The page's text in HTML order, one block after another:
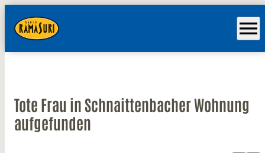
menu
Tote Frau in Schnaittenbacher Wohnung
aufgefunden